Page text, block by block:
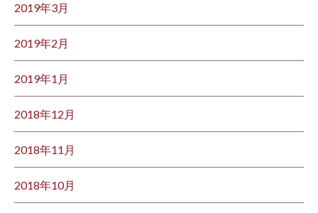
2019年3月
2019年2月
2019年1月
2018年12月
2018年11月
2018年10月